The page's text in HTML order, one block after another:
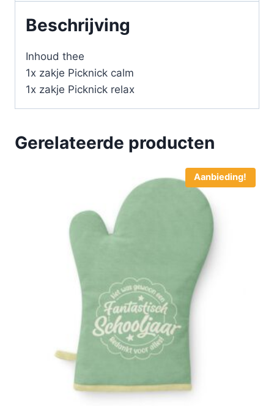
Beschrijving
Inhoud thee
1x zakje Picknick calm
1x zakje Picknick relax
Gerelateerde producten
Aanbieding!